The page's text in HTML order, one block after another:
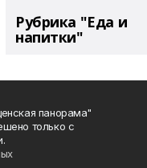
Рубрика "Еда и
напитки"
панорама"
только с